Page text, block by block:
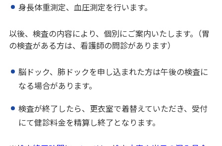
身長体重測定、血圧測定を行います。
以後、検査の内容により、個別にご案内いたします。（胃
の検査がある方は、看護師の問診があります）
脳ドック、肺ドックを申し込まれた方は午後の検査に
なる場合があります。
検査が終了したら、更衣室で着替えていただき、受付
にて健診料金を精算し終了となります。